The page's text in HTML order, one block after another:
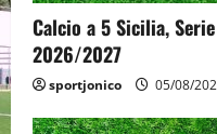
Calcio a 5 Sicilia,
2026/2027
sportjonico 05/08/